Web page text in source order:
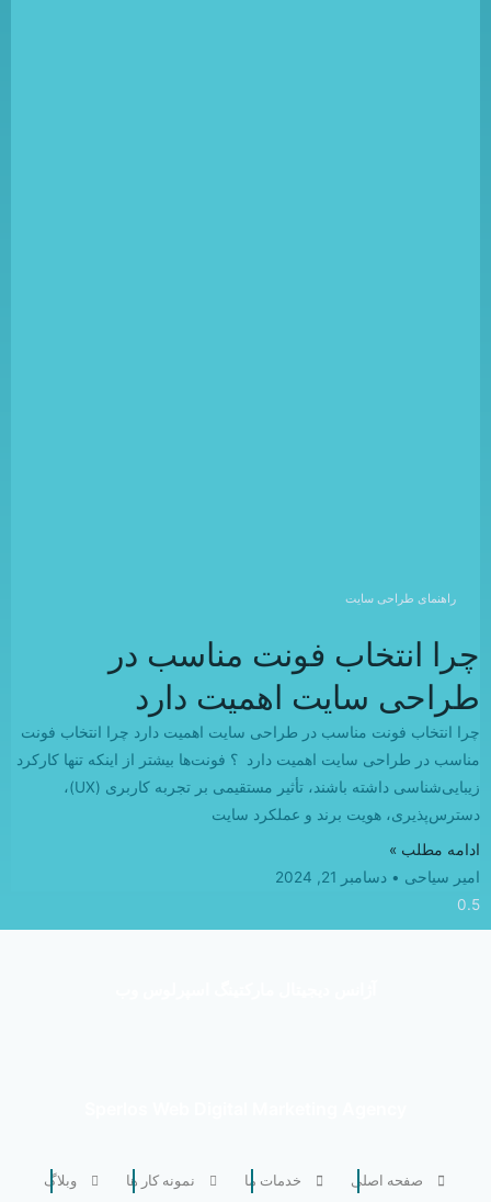
راهنمای طراحی سایت
چرا انتخاب فونت مناسب در
طراحی سایت اهمیت دارد
چرا انتخاب فونت مناسب در طراحی سایت اهمیت دارد چرا انتخاب فونت
مناسب در طراحی سایت اهمیت دارد ؟ فونت‌ها بیشتر از اینکه تنها کارکرد
زیبایی‌شناسی داشته باشند، تأثیر مستقیمی بر تجربه کاربری (UX)،
دسترس‌پذیری، هویت برند و عملکرد سایت
ادامه مطلب »
امیر سیاحی
دسامبر 21, 2024
صفحه اصلی خدمات ما نمونه کار ها وبلاگ